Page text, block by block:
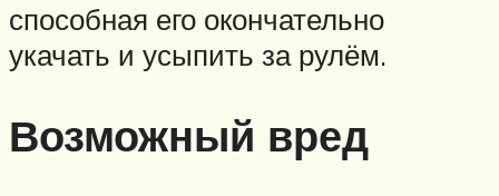
способная его окончательно
укачать и усыпить за рулём.
Возможный вред